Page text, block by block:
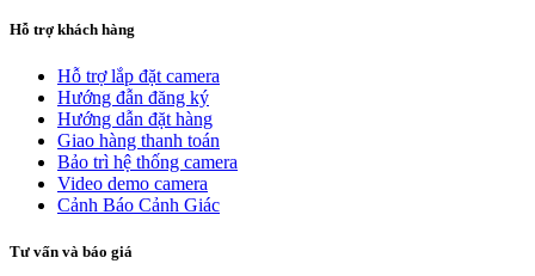
Hỗ trợ khách hàng
Hỗ trợ lắp đặt camera
Hướng đẫn đăng ký
Hướng dẫn đặt hàng
Giao hàng thanh toán
Bảo trì hệ thống camera
Video demo camera
Cảnh Báo Cảnh Giác
Tư vấn và báo giá